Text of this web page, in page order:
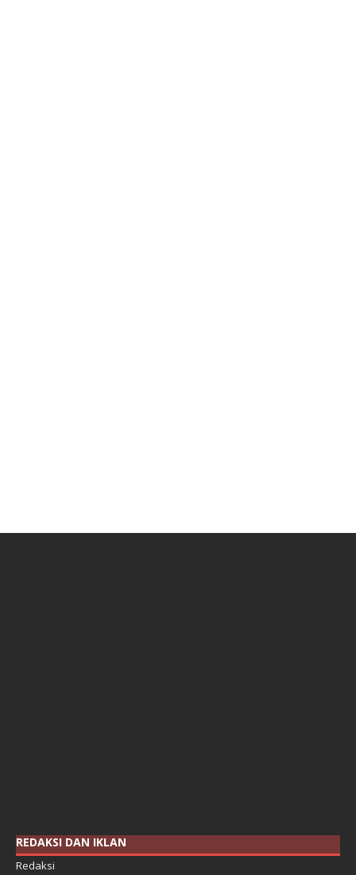
REDAKSI DAN IKLAN
Redaksi